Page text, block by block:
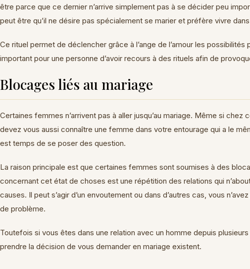
être parce que ce dernier n’arrive simplement pas à se décider peu
peut être qu’il ne désire pas spécialement se marier et préfère vivre
Ce rituel permet de déclencher grâce à l’ange de l’amour les
important pour une personne d’avoir recours à des rituels afin de
Blocages liés au mariage
Certaines femmes n’arrivent pas à aller jusqu’au mariage. Même si chez
devez vous aussi connaître une femme dans votre entourage qui a le
est temps de se poser des question.
La raison principale est que certaines femmes sont soumises à des
concernant cet état de choses est une répétition des relations qui
causes. Il peut s’agir d’un envoutement ou dans d’autres cas, vous
de problème.
Toutefois si vous êtes dans une relation avec un homme depuis
prendre la décision de vous demander en mariage existent.